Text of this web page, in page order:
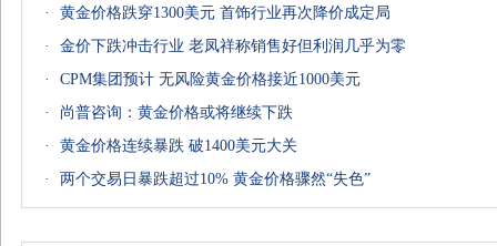
·
黄金价格跌穿1300美元 首饰行业再次降价成定局
·
金价下跌冲击行业 老凤祥称销售好但利润几乎为零
·
CPM集团预计 无风险黄金价格接近1000美元
·
尚普咨询：黄金价格或将继续下跌
·
黄金价格连续暴跌 破1400美元大关
·
两个交易日暴跌超过10% 黄金价格骤然“失色”